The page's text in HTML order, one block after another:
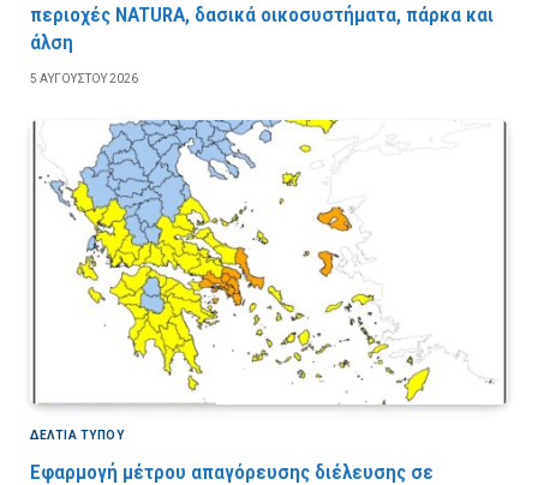
περιοχές NATURA, δασικά οικοσυστήματα, πάρκα και
άλση
5 ΑΥΓΟΎΣΤΟΥ 2026
ΔΕΛΤΙΑ ΤΥΠΟΥ
Εφαρμογή μέτρου απαγόρευσης διέλευσης σε